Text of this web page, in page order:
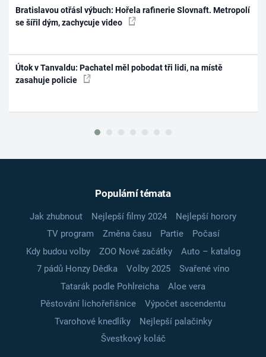
Bratislavou otřásl výbuch: Hořela rafinerie Slovnaft. Metropolí
se šířil dým, zachycuje video
Útok v Tanvaldu: Pachatel měl pobodat tři lidi, na místě
zasahuje policie
Populární témata
Jak zhubnout Nejlepší filmy 2024
Nejlepší horory
TV program
Změna času Partie
Počasí
Kdy budou volby
ZOO Nové začátky
Auto – katalog
7 pádů Honzy Dědka
Volby 2025
Svařené víno
Tatarák podle Pohlreicha
Aloe vera
Pěstování lichořeřišnice
Výpočet ascendentu
Tvarohové knedlíky
Nejlepší palačinky
Švestkový koláč